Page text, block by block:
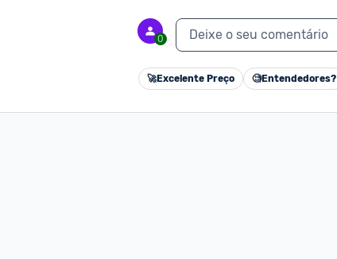
0 Deixe o seu comentário
🚀Excelente Preço 🧐Entendedores?